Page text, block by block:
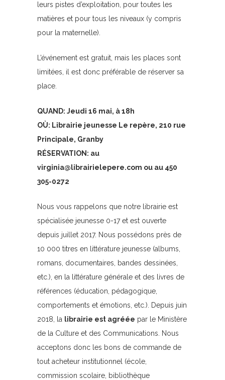
leurs pistes d’exploitation, pour toutes les
matières et pour tous les niveaux (y compris
pour la maternelle).
L’événement est gratuit, mais les places sont
limitées, il est donc préférable de réserver sa
place.
QUAND: Jeudi 16 mai, à 18h
OÙ: Librairie jeunesse Le repère, 210 rue
Principale, Granby
RÉSERVATION: au
virginia@librairielepere.com ou au 450
305-0272
Nous vous rappelons que notre librairie est
spécialisée jeunesse 0-17 et est ouverte
depuis juillet 2017. Nous possédons près de
10 000 titres en littérature jeunesse (albums,
romans, documentaires, bandes dessinées,
etc.), en la littérature générale et des livres de
références (éducation, pédagogique,
comportements et émotions, etc.). Depuis juin
2018, la librairie est agréée par le Ministère
de la Culture et des Communications. Nous
acceptons donc les bons de commande de
tout acheteur institutionnel (école,
commission scolaire, bibliothèque